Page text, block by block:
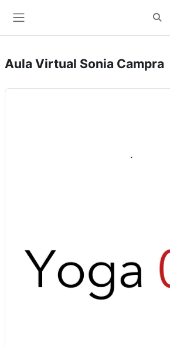
Aula Virtual Sonia Campra
.